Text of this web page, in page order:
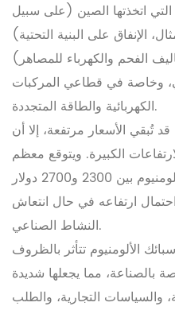
التي اتخذتها الصين (على سبيل
وخاصة في قطاعي المركبات
الكهربائية والطاقة المتجددة.
الأسعار مرتفعة، إلا أن
الكبيرة. ويتوقع معظم
المحللين أن يتراوح سعر الألومنيوم بين 2300 و2700 دولار
ارتفاعه في حال انتعاش
النشاط الصناعي.
الألومنيوم تتأثر بالظروف
بالصناعة، مما يجعلها شديدة
والسياسات التجارية، والطلب